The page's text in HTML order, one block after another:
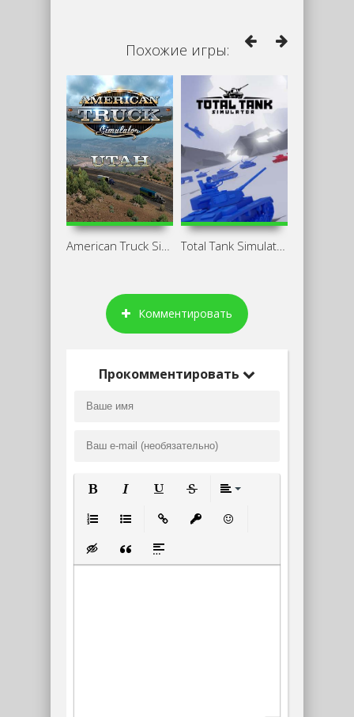
Похожие игры:
Комментировать
Прокомментировать
Вставка скрытого текста
Вставка цитаты
Вставка спойлера